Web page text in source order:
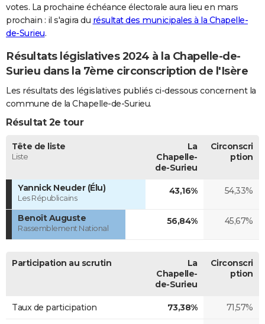
S'inscrire
Se connecter
Lycées
Collèges
Primaires
Universités
Entreprises
Service militaire
Avis de recherche
AVIS DE DÉCÈS
FORUM
Bricolage
Lifestyle
Culture
Sport
Auto
Television
Voyage
Cinema
votes. La prochaine échéance électorale aura lieu en mars
prochain : il s'agira du résultat des municipales à la Chapelle-
de-Surieu.
Résultats législatives 2024 à la Chapelle-de-
Surieu dans la 7ème circonscription de l'Isère
Les résultats des législatives publiés ci-dessous concernent la
commune de la Chapelle-de-Surieu.
Résultat 2e tour
Tête de liste
Liste
La
Chapelle-
de-Surieu
Circonscri
ption
Yannick Neuder (Élu)
Les Républicains
43,16% 54,33%
Benoît Auguste
Rassemblement National
56,84% 45,67%
Participation au scrutin
La
Chapelle-
de-Surieu
Circonscri
ption
Taux de participation 73,38% 71,57%